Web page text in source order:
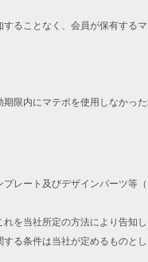
ことなく、会員が保有する
内にマテポを使用しなかっ
レート及びデザインパーツ等
を当社所定の方法により告知し
条件は当社が定めるものと